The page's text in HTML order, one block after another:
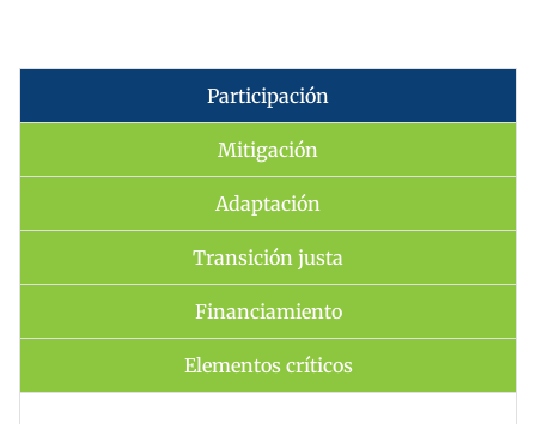
Participación
Mitigación
Adaptación
Transición justa
Financiamiento
Elementos críticos